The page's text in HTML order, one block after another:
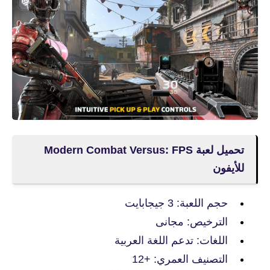
تحميل لعبة Modern Combat Versus: FPS
للأيفون
حجم اللعبة: 3 جيجابايت
الترخيص: مجانى
اللغات: تدعم اللغة العربية
التصنيف العمري: +12